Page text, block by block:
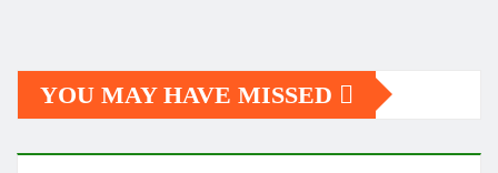
YOU MAY HAVE MISSED